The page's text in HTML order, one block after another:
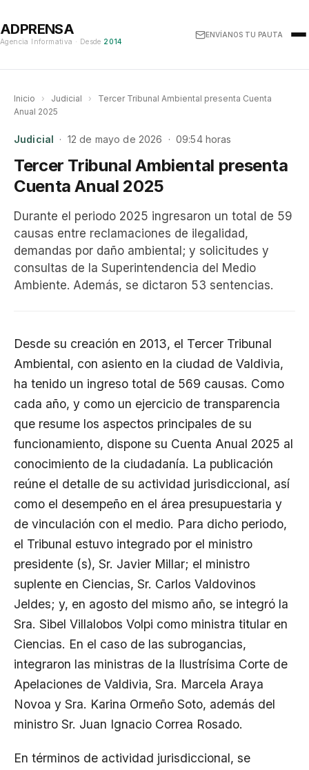
ADPRENSA
Agencia Informativa · Desde 2014
ENVÍANOS TU PAUTA
Inicio › Judicial ›
Tercer Tribunal Ambiental presenta Cuenta
Anual 2025
Judicial · 12 de mayo de 2026 · 09:54 horas
Tercer Tribunal Ambiental presenta
Cuenta Anual 2025
Durante el periodo 2025 ingresaron un total de 59
causas entre reclamaciones de ilegalidad,
demandas por daño ambiental; y solicitudes y
consultas de la Superintendencia del Medio
Ambiente. Además, se dictaron 53 sentencias.
Desde su creación en 2013, el Tercer Tribunal
Ambiental, con asiento en la ciudad de Valdivia,
ha tenido un ingreso total de 569 causas. Como
cada año, y como un ejercicio de transparencia
que resume los aspectos principales de su
funcionamiento, dispone su Cuenta Anual 2025 al
conocimiento de la ciudadanía. La publicación
reúne el detalle de su actividad jurisdiccional, así
como el desempeño en el área presupuestaria y
de vinculación con el medio. Para dicho periodo,
el Tribunal estuvo integrado por el ministro
presidente (s), Sr. Javier Millar; el ministro
suplente en Ciencias, Sr. Carlos Valdovinos
Jeldes; y, en agosto del mismo año, se integró la
Sra. Sibel Villalobos Volpi como ministra titular en
Ciencias. En el caso de las subrogancias,
integraron las ministras de la Ilustrísima Corte de
Apelaciones de Valdivia, Sra. Marcela Araya
Novoa y Sra. Karina Ormeño Soto, además del
ministro Sr. Juan Ignacio Correa Rosado.
En términos de actividad jurisdiccional, se